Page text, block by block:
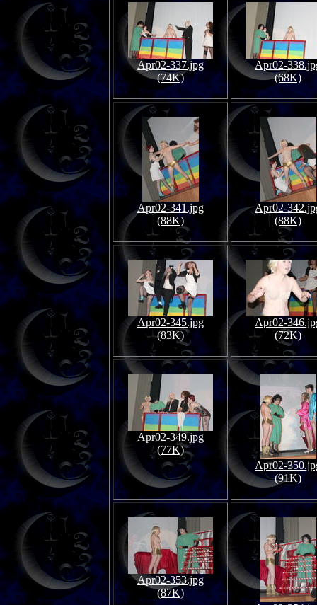
Apr02-337.jpg
(74K)
Apr02-
(68K)
Apr02-341.jpg
(88K)
Apr02-
(88K)
Apr02-345.jpg
(83K)
Apr02-
(72K)
Apr02-349.jpg
(77K)
Apr02-
(91K)
Apr02-353.jpg
(87K)